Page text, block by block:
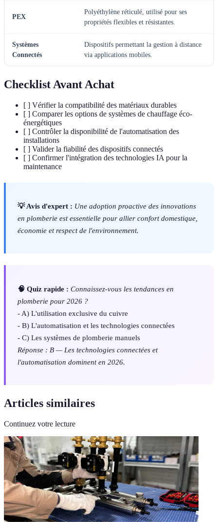
PEX
Polyéthylène réticulé, utilisé pour ses
propriétés flexibles et résistantes.
Systèmes
Connectés
Dispositifs permettant la gestion à distance
via applications mobiles.
Checklist Avant Achat
[ ] Vérifier la compatibilité des matériaux durables
[ ] Comparer les options de systèmes de chauffage éco-
énergétiques
[ ] Contrôler la disponibilité de l'automatisation des
installations
[ ] Valider la fiabilité des dispositifs connectés
[ ] Confirmer l'intégration des technologies IA pour la
maintenance
💡 Avis d'expert : Une adoption proactive des innovations
en plomberie est essentielle pour allier confort domestique,
économie et respect de l'environnement.
🧠 Quiz rapide : Connaissez-vous les tendances en
plomberie pour 2026 ?
- A) L'utilisation exclusive du cuivre
- B) L'automatisation et les technologies connectées
- C) Les systèmes de plomberie manuels
Réponse : B — Les technologies connectées et
l'automatisation dominent en 2026.
Articles similaires
Continuez votre lecture